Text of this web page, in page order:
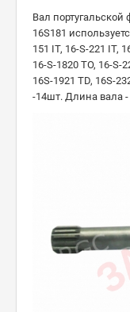
Вал
16S181
151 IT, 16-S-221 IT,
16-S-1820 TO, 16-S-
16S-1921 TD, 16S-
-14шт. Длина вала